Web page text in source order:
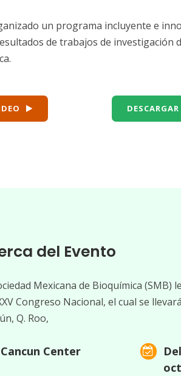
un programa incluyente e
de trabajos de investigación
del Evento
Mexicana de Bioquímica (SMB)
Congreso Nacional, el cual se
Q. Roo,
Cancun Center